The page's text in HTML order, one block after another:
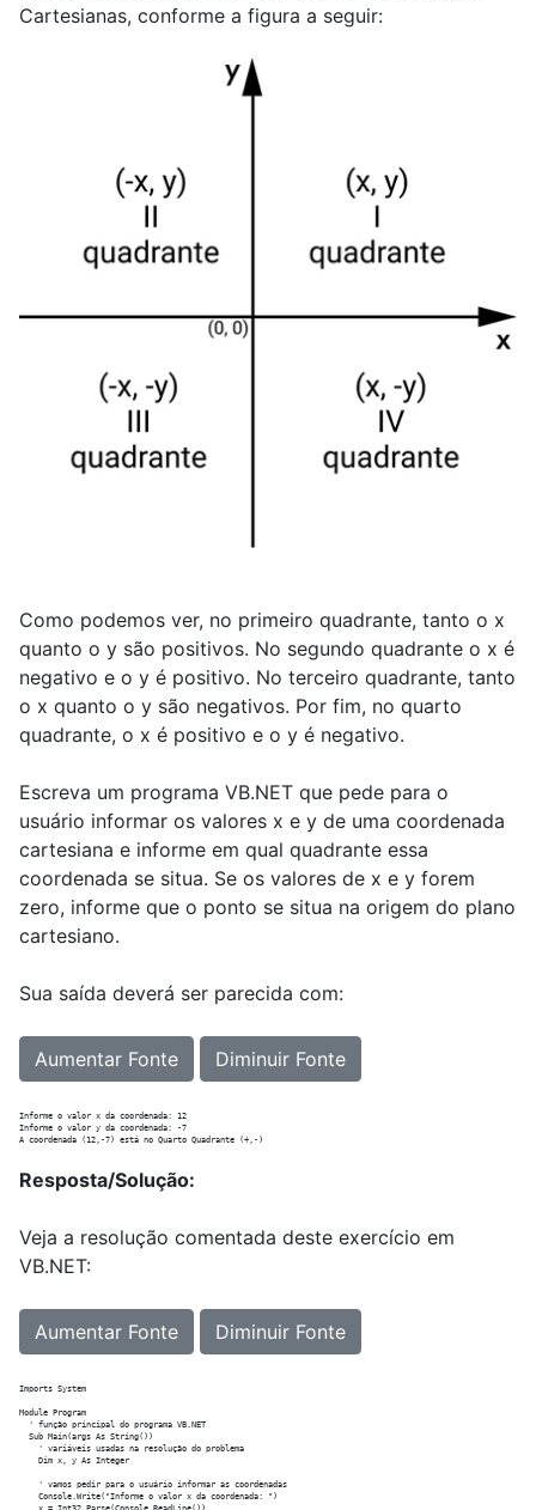
Cartesianas, conforme a figura a seguir:
Como podemos ver, no primeiro quadrante, tanto o x
quanto o y são positivos. No segundo quadrante o x é
negativo e o y é positivo. No terceiro quadrante, tanto
o x quanto o y são negativos. Por fim, no quarto
quadrante, o x é positivo e o y é negativo.
Escreva um programa VB.NET que pede para o
usuário informar os valores x e y de uma coordenada
cartesiana e informe em qual quadrante essa
coordenada se situa. Se os valores de x e y forem
zero, informe que o ponto se situa na origem do plano
cartesiano.
Sua saída deverá ser parecida com:
Aumentar Fonte Diminuir Fonte
Informe o valor x da coordenada: 12
Informe o valor y da coordenada: -7
Resposta/Solução:
Veja a resolução comentada deste exercício em
VB.NET:
Aumentar Fonte Diminuir Fonte
Imports System
Module Program
  ' função principal do programa VB.NET
  Sub Main(args As String())
    ' variáveis usadas na resolução do problema
    Dim x, y As Integer
    ' vamos pedir para o usuário informar as coordenadas
    Console.Write("Informe o valor x da coordenada: ")